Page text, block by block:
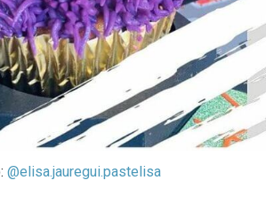
@elisa.jauregui.pastelisa